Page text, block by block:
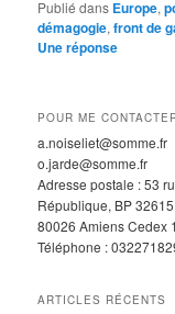
Publié dans Europe,
démagogie,front de
Uneréponse
POUR ME
a.noiseliet@somme.fr
o.jarde@somme.fr
Adresse postale : 53
République, BP 32615
80026 Amiens Cedex 1
Téléphone :
ARTICLES RÉCENTS